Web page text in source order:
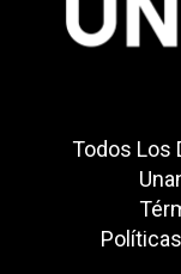
Todos Los